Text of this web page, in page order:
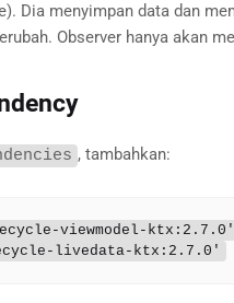
Dia menyimpan data dan
Observer hanya akan
, tambahkan:
viewmodel-ktx:2.7.0'
livedata-ktx:2.7.0'